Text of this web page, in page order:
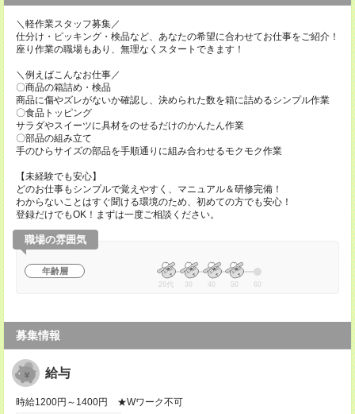
＼軽作業スタッフ募集／
仕分け・ピッキング・検品など、あなたの希望に合わせてお仕事をご紹介！
座り作業の職場もあり、無理なくスタートできます！
＼例えばこんなお仕事／
〇商品の箱詰め・検品
商品に傷やズレがないか確認し、決められた数を箱に詰めるシンプル作業
〇食品トッピング
サラダやスイーツに具材をのせるだけのかんたん作業
〇部品の組み立て
手のひらサイズの部品を手順通りに組み合わせるモクモク作業
【未経験でも安心】
どのお仕事もシンプルで覚えやすく、マニュアル＆研修完備！
わからないことはすぐ聞ける環境のため、初めての方でも安心！
登録だけでもOK！まずは一度ご相談ください。
職場の雰囲気
年齢層
20代 30 40 50 60
募集情報
給与
時給1200円～1400円 ★Wワーク不可